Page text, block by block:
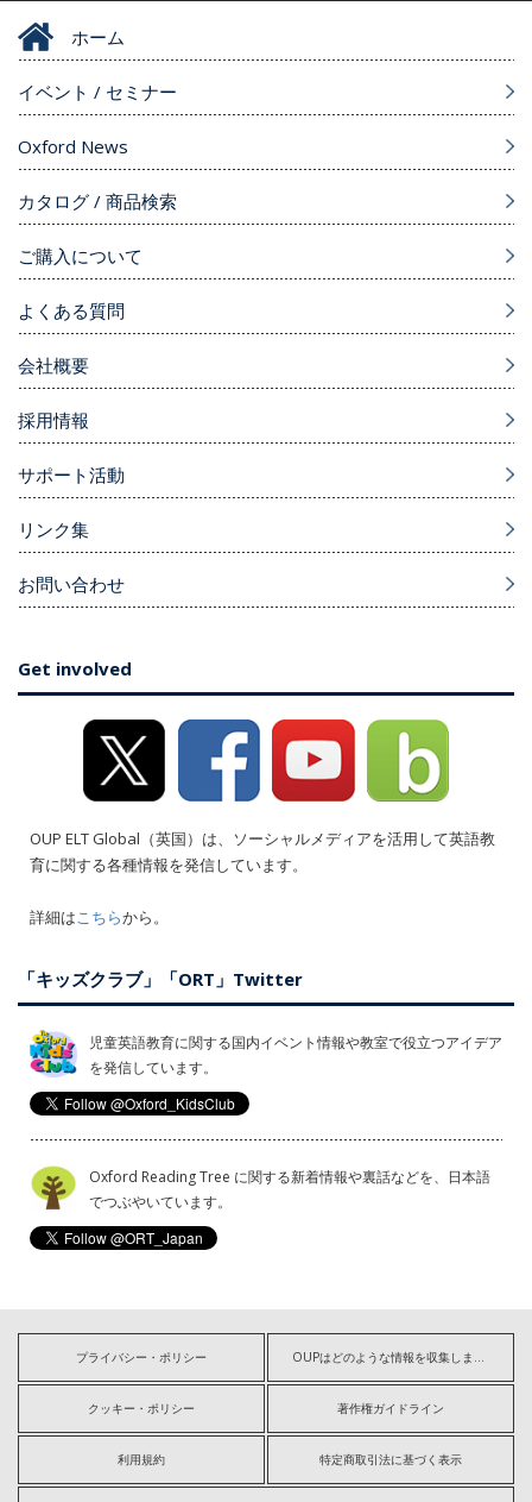
ホーム
イベント / セミナー
Oxford News
カタログ / 商品検索
ご購入について
よくある質問
会社概要
採用情報
サポート活動
リンク集
お問い合わせ
Get involved
OUP ELT Global（英国）は、ソーシャルメディアを活用して英語教
育に関する各種情報を発信しています。
詳細はこちらから。
「キッズクラブ」「ORT」Twitter
児童英語教育に関する国内イベント情報や教室で役立つアイデア
を発信しています。
Oxford Reading Tree に関する新着情報や裏話などを、日本語
でつぶやいています。
プライバシー・ポリシー OUPはどのような情報を収集しますか?
クッキー・ポリシー 著作権ガイドライン
利用規約 特定商取引法に基づく表示